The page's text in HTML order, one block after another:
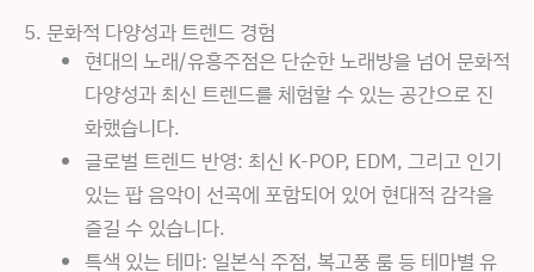
5. 문화적 다양성과 트렌드 경험
현대의 노래/유흥주점은 단순한 노래방을 넘어 문화적
다양성과 최신 트렌드를 체험할 수 있는 공간으로 진
화했습니다.
글로벌 트렌드 반영: 최신 K-POP, EDM, 그리고 인기
있는 팝 음악이 선곡에 포함되어 있어 현대적 감각을
즐길 수 있습니다.
특색 있는 테마: 일본식 주점, 복고풍 룸 등 테마별 유